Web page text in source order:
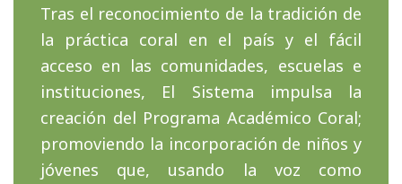
Tras el reconocimiento de la tradición de
la práctica coral en el país y el fácil
acceso en las comunidades, escuelas e
instituciones, El Sistema impulsa la
creación del Programa Académico Coral;
promoviendo la incorporación de niños y
jóvenes que, usando la voz como